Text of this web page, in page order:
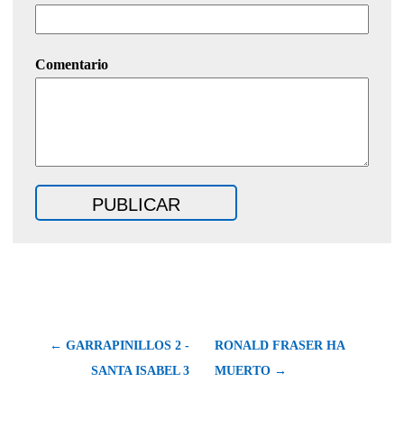
Comentario
← GARRAPINILLOS 2 -
SANTA ISABEL 3
RONALD FRASER HA
MUERTO →